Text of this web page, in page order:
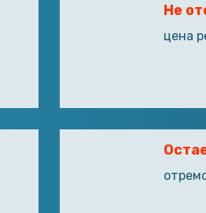
Не
цена